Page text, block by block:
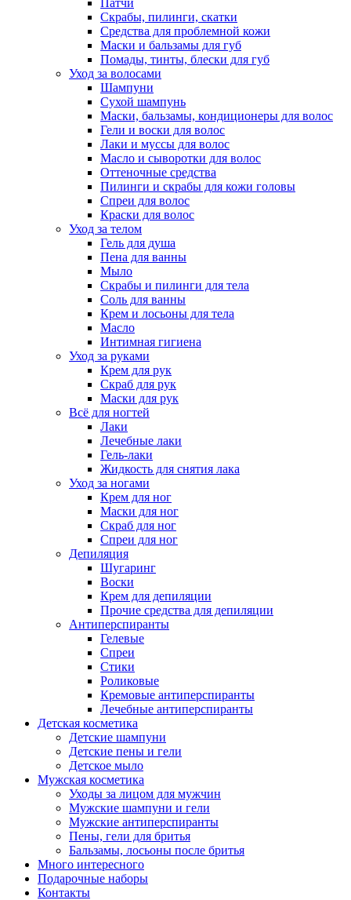
Скрабы, пилинги, скатки
Средства для проблемной кожи
Маски и бальзамы для губ
Помады, тинты, блески для губ
Уход за волосами
Шампуни
Сухой шампунь
Маски, бальзамы, кондиционеры для волос
Гели и воски для волос
Лаки и муссы для волос
Масло и сыворотки для волос
Оттеночные средства
Пилинги и скрабы для кожи головы
Спреи для волос
Краски для волос
Уход за телом
Гель для душа
Пена для ванны
Мыло
Скрабы и пилинги для тела
Соль для ванны
Крем и лосьоны для тела
Масло
Интимная гигиена
Уход за руками
Крем для рук
Скраб для рук
Маски для рук
Всё для ногтей
Лаки
Лечебные лаки
Гель-лаки
Жидкость для снятия лака
Уход за ногами
Крем для ног
Маски для ног
Скраб для ног
Спреи для ног
Депиляция
Шугаринг
Воски
Крем для депиляции
Прочие средства для депиляции
Антиперспиранты
Гелевые
Спреи
Стики
Роликовые
Кремовые антиперспиранты
Лечебные антиперспиранты
Детская косметика
Детские шампуни
Детские пены и гели
Детское мыло
Мужская косметика
Уходы за лицом для мужчин
Мужские шампуни и гели
Мужские антиперспиранты
Пены, гели для бритья
Бальзамы, лосьоны после бритья
Много интересного
Подарочные наборы
Контакты